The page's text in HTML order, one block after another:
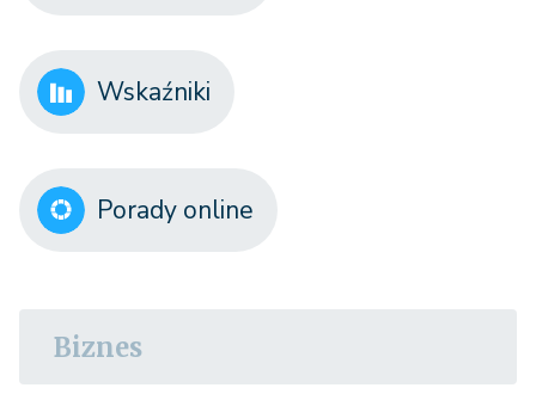
Wskaźniki
Porady online
Biznes